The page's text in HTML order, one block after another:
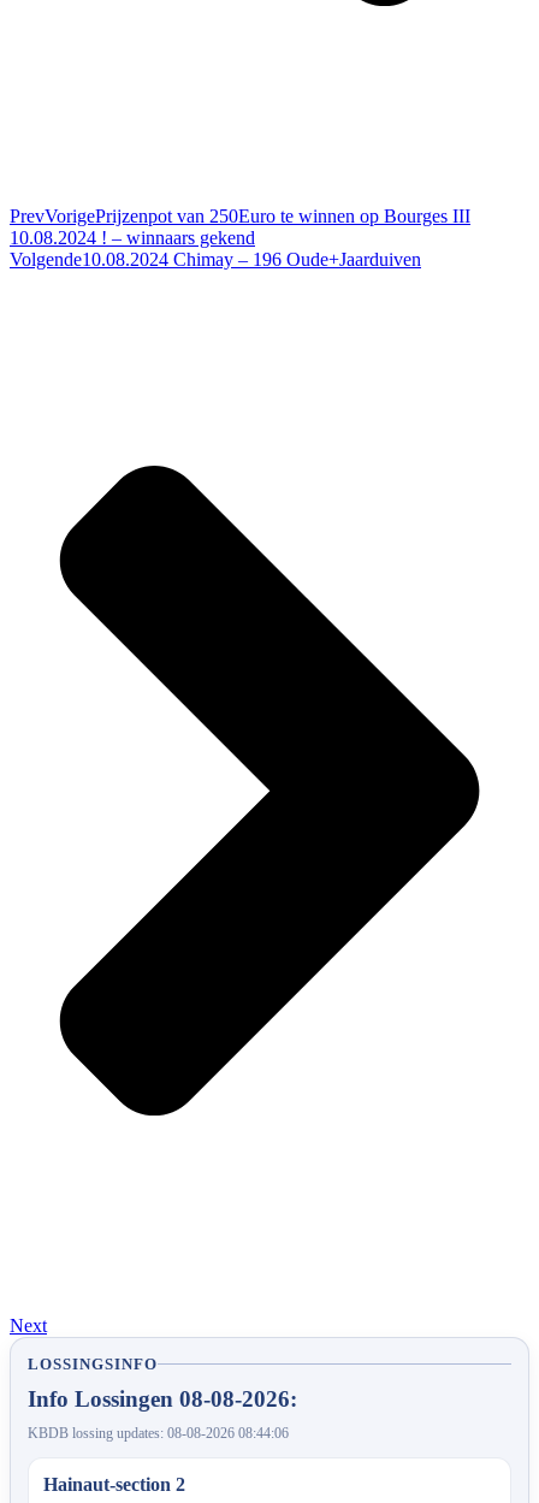
PrevVorigePrijzenpot van 250Euro te winnen op Bourges III
10.08.2024 ! – winnaars gekend
Volgende10.08.2024 Chimay – 196 Oude+Jaarduiven
Next
LOSSINGSINFO
Info Lossingen 08-08-2026:
KBDB lossing updates: 08-08-2026 08:44:06
Hainaut-section 2